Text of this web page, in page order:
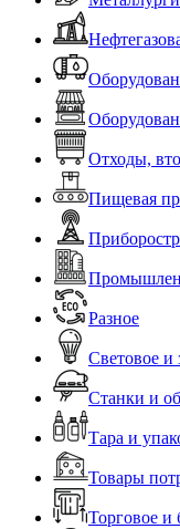
Отходы,
Пищевая
Разное
Световое и
Станки и
Тара и
Товары
Торговое и